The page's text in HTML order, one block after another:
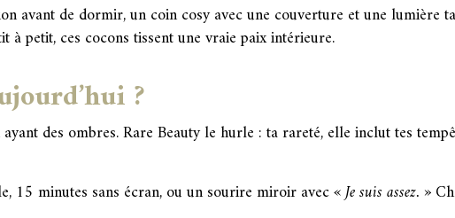
avant de dormir, un coin cosy avec une couverture et une lumière
petit, ces cocons tissent une vraie paix intérieure.
?
des ombres. Rare Beauty le hurle : ta rareté, elle inclut tes
15 minutes sans écran, ou un sourire miroir avec« Je suis assez. »